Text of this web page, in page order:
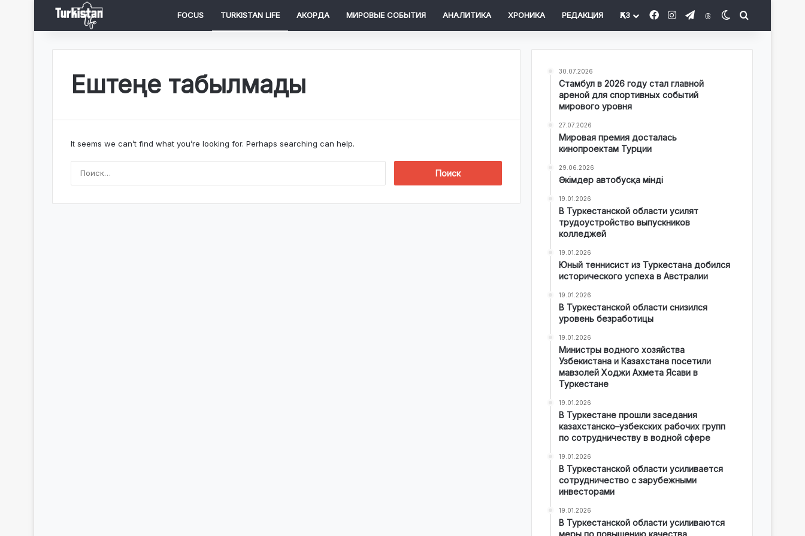
FOCUS TURKISTAN LIFE АКОРДА МИРОВЫЕ СОБЫТИЯ АНАЛИТИКА ХРОНИКА РЕДАКЦИЯ ҚАЗ FacebookInstagram
TelegramThreadsSwitch skin
Ештеңе табылмады
It seems we can’t find what you’re looking for. Perhaps searching can help.
т
30.07.2026
Стамбул в 2026 году стал главной
ареной для спортивных событий
мирового уровня
27.07.2026
Мировая премия досталась
кинопроектам Турции
29.06.2026
Әкімдер автобусқа мінді
19.01.2026
В Туркестанской области усилят
трудоустройство выпускников
колледжей
19.01.2026
Юный теннисист из Туркестана добился
исторического успеха в Австралии
19.01.2026
В Туркестанской области снизился
уровень безработицы
19.01.2026
Министры водного хозяйства
Узбекистана и Казахстана посетили
мавзолей Ходжи Ахмета Ясави в
Туркестане
19.01.2026
В Туркестане прошли заседания
казахстанско–узбекских рабочих групп
по сотрудничеству в водной сфере
19.01.2026
В Туркестанской области усиливается
сотрудничество с зарубежными
инвесторами
19.01.2026
В Туркестанской области усиливаются
меры по повышению качества